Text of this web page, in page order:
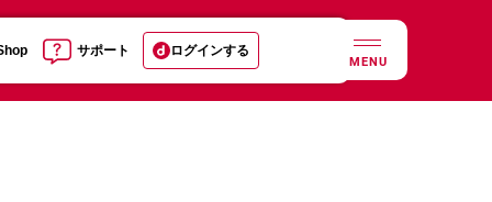
サポート ログインする
MENU